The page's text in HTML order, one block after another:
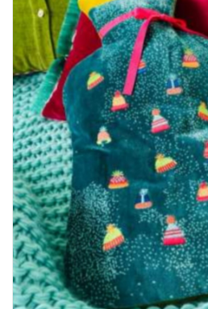
Interieur
Kids
Pylones